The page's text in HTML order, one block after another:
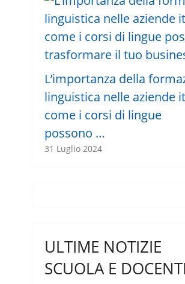
L’importanza della
linguistica nelle aziende
come i corsi di lingue
possono …
31 Luglio 2024
ULTIME NOTIZIE
SCUOLA E DOCENTI